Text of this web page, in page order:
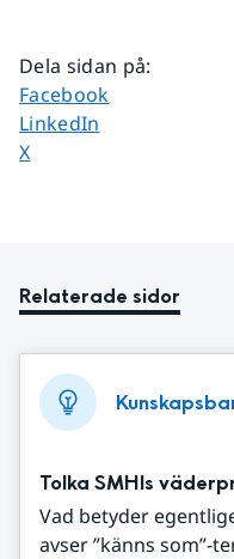
Dela sidan på:
Dela sidan på
Facebook
Dela sidan på
LinkedIn
Dela sidan på
X
Relaterade sidor
Tolka SMHIs
Vad betyder
avser ”känns som”-